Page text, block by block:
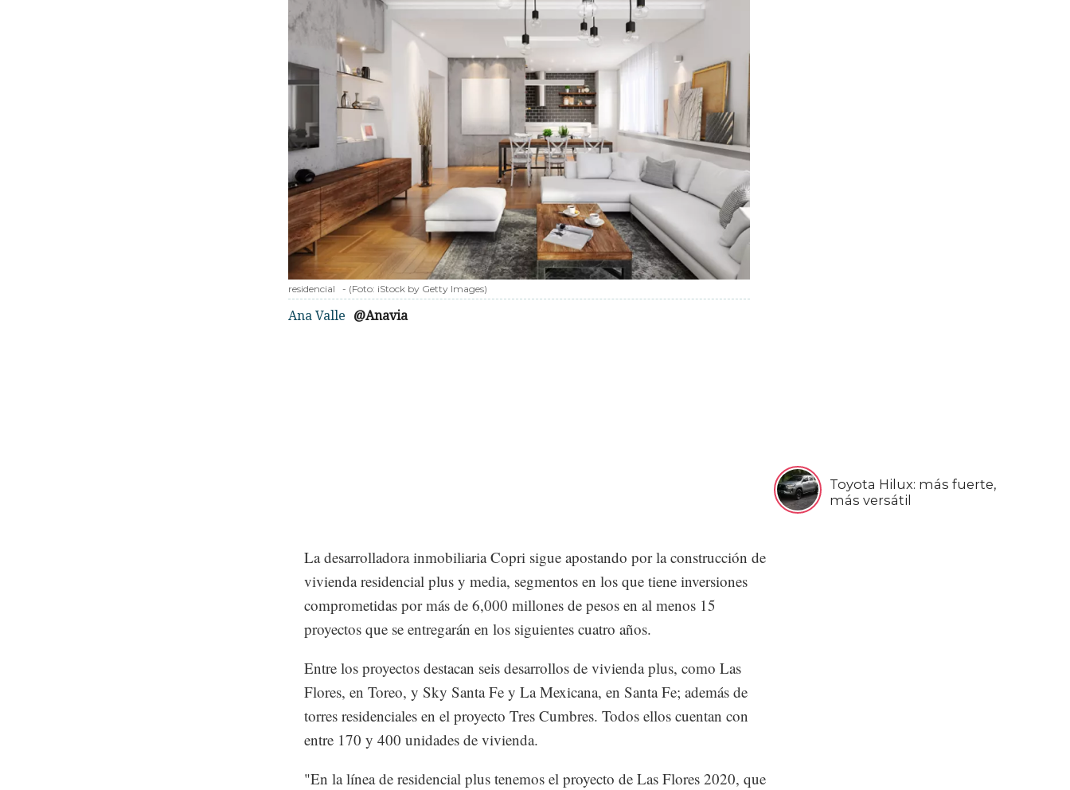
Toyota Hilux: más fuerte,
más versátil
residencial - (Foto: iStock by Getty Images)
Ana Valle @Anavia
La desarrolladora inmobiliaria Copri sigue apostando por la construcción de
vivienda residencial plus y media, segmentos en los que tiene inversiones
comprometidas por más de 6,000 millones de pesos en al menos 15
proyectos que se entregarán en los siguientes cuatro años.
Entre los proyectos destacan seis desarrollos de vivienda plus, como Las
Flores, en Toreo, y Sky Santa Fe y La Mexicana, en Santa Fe; además de
torres residenciales en el proyecto Tres Cumbres. Todos ellos cuentan con
entre 170 y 400 unidades de vivienda.
"En la línea de residencial plus tenemos el proyecto de Las Flores 2020, que